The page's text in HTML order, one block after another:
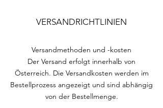
VERSANDRICHTLINIEN
Versandmethoden und -kosten
Der Versand erfolgt innerhalb von
Österreich. Die Versandkosten werden im
Bestellprozess angezeigt und sind abhängig
von der Bestellmenge.